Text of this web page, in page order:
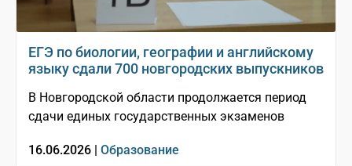
ЕГЭ по биологии, географии и английскому
языку сдали 700 новгородских выпускников
В Новгородской области продолжается период
сдачи единых государственных экзаменов
16.06.2026 | Образование